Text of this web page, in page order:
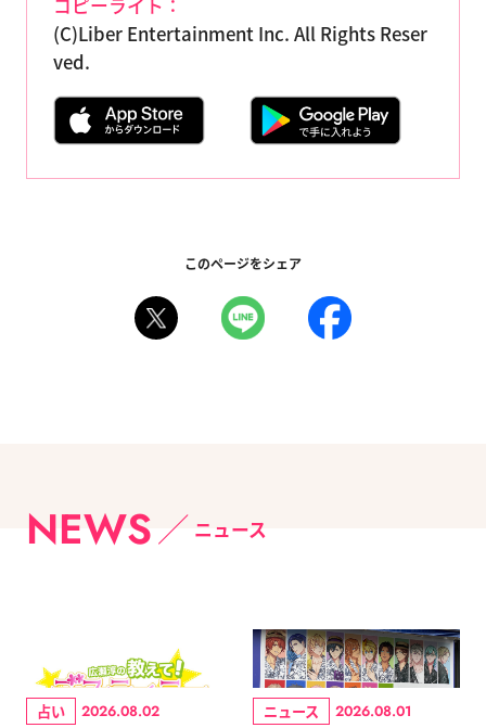
(C)Liber Entertainment Inc. All Rights Reser
ved.
このページをシェア
NEWS ニュース
占い 2026.08.02 ニュース 2026.08.01